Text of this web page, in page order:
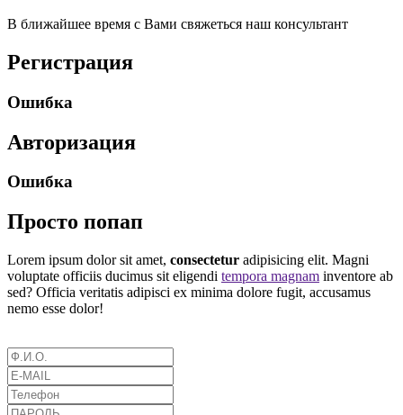
В ближайшее время с Вами свяжеться наш консультант
Регистрация
Ошибка
Авторизация
Ошибка
Просто попап
Lorem ipsum dolor sit amet, consectetur adipisicing elit. Magni
voluptate officiis ducimus sit eligendi tempora magnam inventore ab
sed? Officia veritatis adipisci ex minima dolore fugit, accusamus
nemo esse dolor!